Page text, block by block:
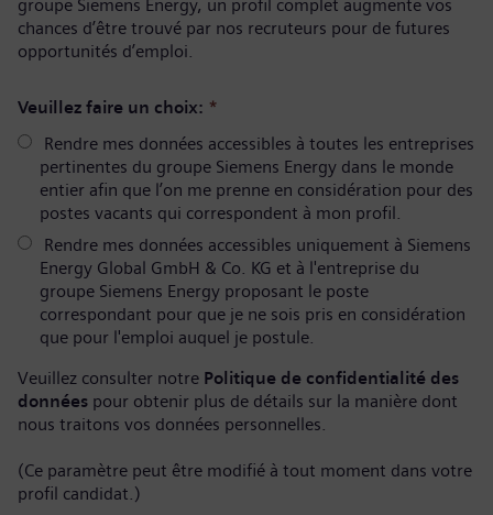
groupe Siemens Energy, un profil complet augmente vos
chances d’être trouvé par nos recruteurs pour de futures
opportunités d’emploi.
Veuillez faire un choix: *
Rendre mes données accessibles à toutes les entreprises
pertinentes du groupe Siemens Energy dans le monde
entier afin que l’on me prenne en considération pour des
postes vacants qui correspondent à mon profil.
Rendre mes données accessibles uniquement à Siemens
Energy Global GmbH & Co. KG et à l'entreprise du
groupe Siemens Energy proposant le poste
correspondant pour que je ne sois pris en considération
que pour l'emploi auquel je postule.
Veuillez consulter notre Politique de confidentialité des
données pour obtenir plus de détails sur la manière dont
nous traitons vos données personnelles.
(Ce paramètre peut être modifié à tout moment dans votre
profil candidat.)